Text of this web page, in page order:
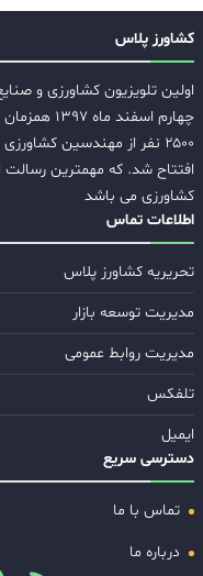
کشاورز پلاس
اولین تلویزیون کشاورزی و
چهارم
۲۵۰۰ نفر از مهندسین
افتتاح شد. که مهمترین رسالت
کشاورزی می باشد
اطلاعات تماس
تحریریه کشاورز پلاس
مدیریت توسعه بازار
مدیریت روابط عمومی
تلفکس
ایمیل
دسترسی سریع
تماس با ما
درباره ما